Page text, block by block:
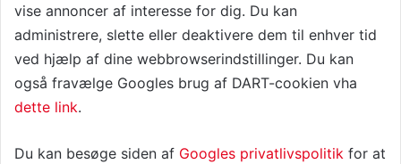
vise annoncer af interesse for dig. Du kan
administrere, slette eller deaktivere dem til enhver tid
ved hjælp af dine webbrowserindstillinger. Du kan
også fravælge Googles brug af DART-cookien vha
dette link.
Du kan besøge siden af Googles privatlivspolitik for at